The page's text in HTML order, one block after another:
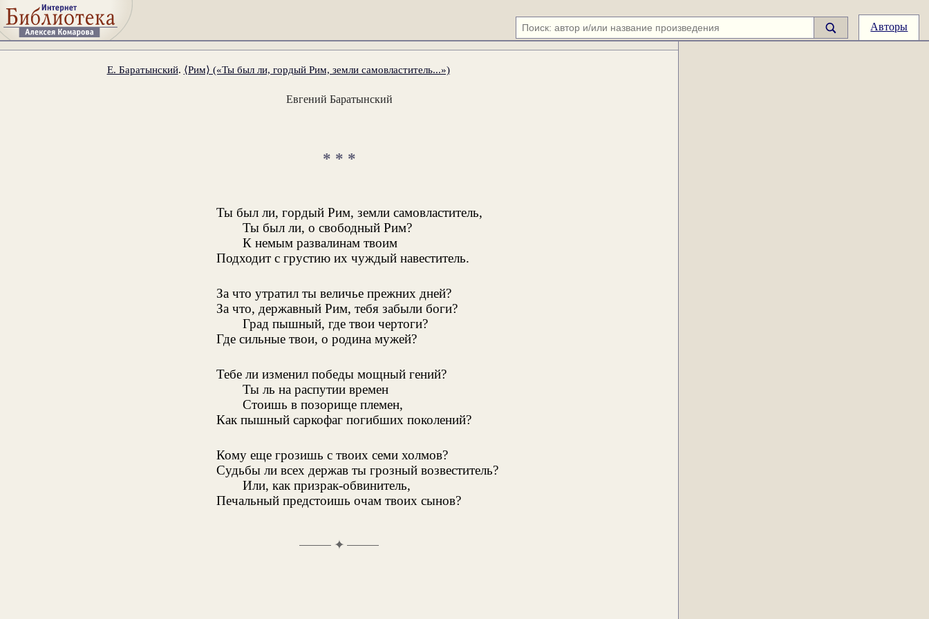
Авторы
Е. Баратынский. ⟨Рим⟩ («Ты был ли, гордый Рим, земли самовластитель...»)
Евгений Баратынский
* * *
Ты был ли, гордый Рим, земли самовластитель,
Ты был ли, о свободный Рим?
К немым развалинам твоим
Подходит с грустию их чуждый навеститель.
За что утратил ты величье прежних дней?
За что, державный Рим, тебя забыли боги?
Град пышный, где твои чертоги?
Где сильные твои, о родина мужей?
Тебе ли изменил победы мощный гений?
Ты ль на распутии времен
Стоишь в позорище племен,
Как пышный саркофаг погибших поколений?
Кому еще грозишь с твоих семи холмов?
Судьбы ли всех держав ты грозный возвеститель?
Или, как призрак-обвинитель,
Печальный предстоишь очам твоих сынов?
✦